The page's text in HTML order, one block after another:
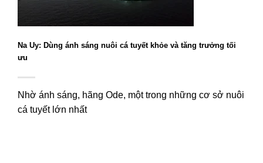
Na Uy: Dùng ánh sáng nuôi cá tuyết khỏe và tăng trưởng tối
ưu
Nhờ ánh sáng, hãng Ode, một trong những cơ sở nuôi
cá tuyết lớn nhất